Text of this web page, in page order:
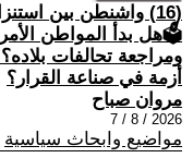
(16) واشنطن بين
🗳هل بدأ المواطن
ومراجعة تحالفات
أزمة في صناعة القرار؟
مروان صباح
2026 / 8 / 7
مواضيع وابحاث سياسية